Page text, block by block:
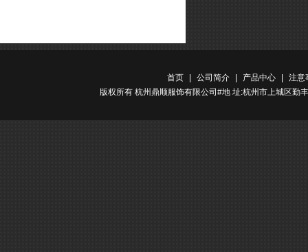
首页 公司简介 产品中心
注意
版权所有 杭州鼎顺服饰有限公司#地 址:杭州市上城区